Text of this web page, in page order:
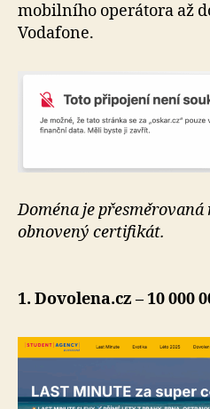
mobilního operátora až
Vodafone.
Doména je přesměrovaná
obnovený certifikát.
1. Dovolena.cz – 10 000